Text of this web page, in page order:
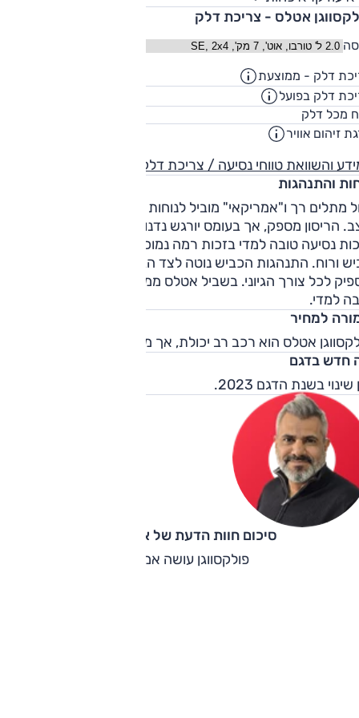
אטלס - צריכת דלק
דלק - ממוצעת
דלק בפועל
מכל דלק
זיהום אוויר
והשוואת טווחי נסיעה / צריכת דלק
והתנהגות
מתלים רך ו"אמריקאי" מוביל לנוחות נסיעה טובה כמעט בכל
הריסון מספק, אך בעומס יורגש נדנוד מיותר. לכך מצטרפת
נסיעה טובה למדי בזכות רמה נמוכה של רעשי דרך - מנוע,
ורוח. התנהגות הכביש נוטה לצד הבטוח. לאטלס יכולת
לכל צורך הגיוני. בשביל אטלס ממשיך להציג נוחות נסיעה
למדי.
למחיר
אטלס הוא רכב רב יכולת, אך מחירו גבוה ביחס
חדש בדגם
שינוי בשנת הדגם 2023.
סיכום חוות הדעת של אוהד אלגוב
פולקסווגן עושה אמריקה.